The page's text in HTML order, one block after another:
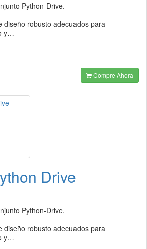
Python-Drive.
diseño robusto adecuados para
y…
Compre Ahora
Drive
Python-Drive.
diseño robusto adecuados para
y…